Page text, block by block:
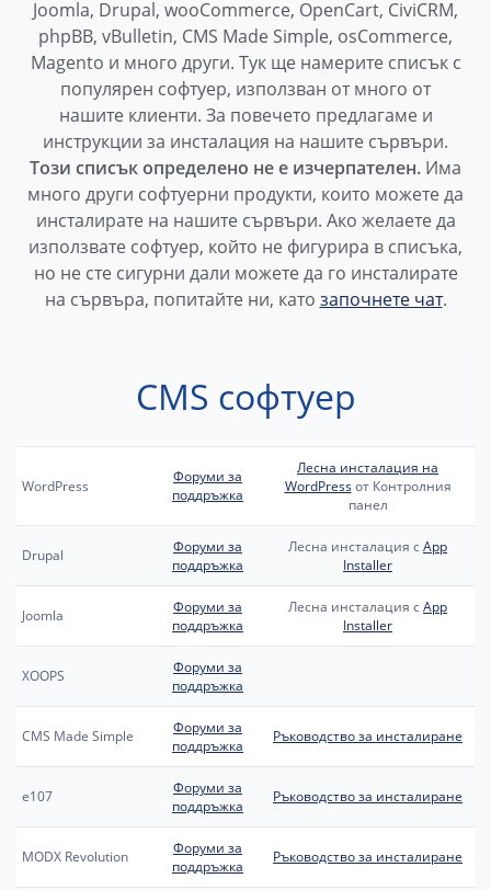
Joomla, Drupal, wooCommerce, OpenCart, CiviCRM,
phpBB, vBulletin, CMS Made Simple, osCommerce,
Magento и много други. Тук ще намерите списък с
популярен софтуер, използван от много от
нашите клиенти. За повечето предлагаме и
инструкции за инсталация на нашите сървъри.
Този списък определено не е изчерпателен. Има
много други софтуерни продукти, които можете да
инсталирате на нашите сървъри. Ако желаете да
използвате софтуер, който не фигурира в списъка,
но не сте сигурни дали можете да го инсталирате
на сървъра, попитайте ни, като започнете чат.
CMS софтуер
WordPress
Форуми за
поддръжка
Леснa инсталация на
WordPressот Контролния
панел
Drupal
Форуми за
поддръжка
Лесна инсталация сApp
Installer
Joomla
Форуми за
поддръжка
Лесна инсталация сApp
Installer
XOOPS
Форуми за
поддръжка
CMS Made Simple
Форуми за
поддръжка
Ръководство за инсталиране
e107
Форуми за
поддръжка
Ръководство за инсталиране
MODX Revolution
Форуми за
поддръжка
Ръководство за инсталиране